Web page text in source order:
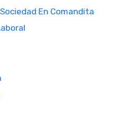
En Comandita